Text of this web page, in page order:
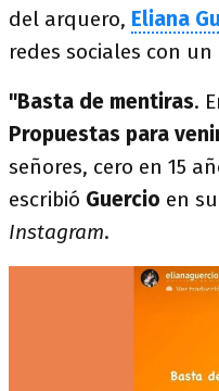
del arquero, Eliana
redes sociales con
"Basta de mentiras.
Propuestas para
señores, cero en 15
escribió Guercio en
Instagram.